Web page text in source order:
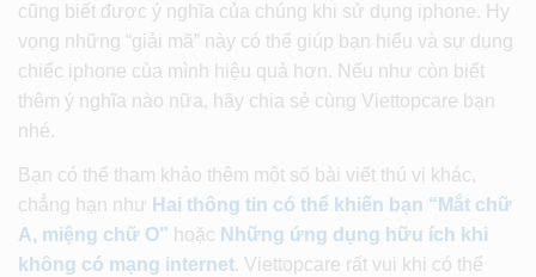
cũng biết được ý nghĩa của chúng khi sử dụng iphone. Hy
vọng những “giải mã” này có thể giúp bạn hiểu và sự dụng
chiếc iphone của mình hiệu quả hơn. Nếu như còn biết
thêm ý nghĩa nào nữa, hãy chia sẻ cùng Viettopcare bạn
nhé.
Bạn có thể tham khảo thêm một số bài viết thú vị khác,
chẳng hạn như Hai thông tin có thể khiến bạn “Mắt chữ
A, miệng chữ O” hoặc Những ứng dụng hữu ích khi
không có mạng internet. Viettopcare rất vui khi có thể